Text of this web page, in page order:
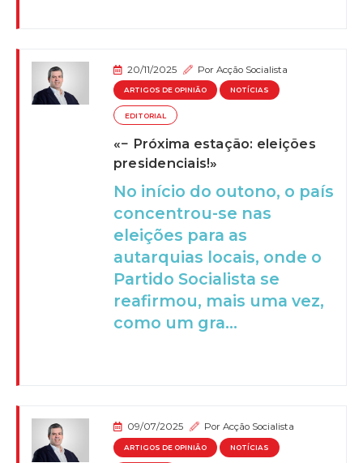
20/11/2025 PorAcção Socialista
ARTIGOS DE OPINIÃO NOTÍCIAS
EDITORIAL
«− Próxima estação: eleições
presidenciais!»
No início do outono, o país
concentrou-se nas
eleições para as
autarquias locais, onde o
Partido Socialista se
reafirmou, mais uma vez,
como um gra...
09/07/2025 PorAcção Socialista
ARTIGOS DE OPINIÃO NOTÍCIAS